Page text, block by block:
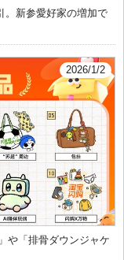
。新参愛好家の増加で
2026/1/2
や「排骨ダウンジャケ